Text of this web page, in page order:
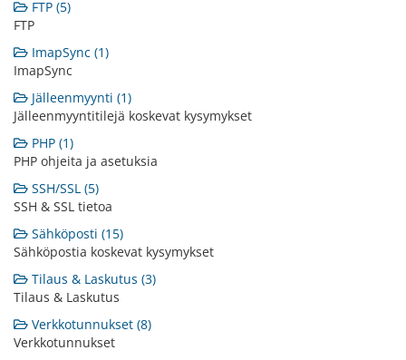
FTP (5)
FTP
ImapSync (1)
ImapSync
Jälleenmyynti (1)
Jälleenmyyntitilejä koskevat kysymykset
PHP (1)
PHP ohjeita ja asetuksia
SSH/SSL (5)
SSH & SSL tietoa
Sähköposti (15)
Sähköpostia koskevat kysymykset
Tilaus & Laskutus (3)
Tilaus & Laskutus
Verkkotunnukset (8)
Verkkotunnukset